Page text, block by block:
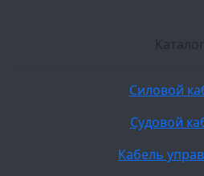
Каталог
Силовой
Судовой
Кабель